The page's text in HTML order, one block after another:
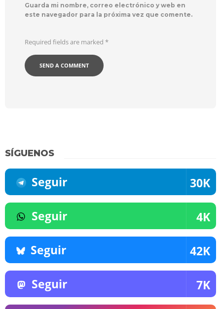
Guarda mi nombre, correo electrónico y web en
este navegador para la próxima vez que comente.
Required fields are marked *
SÍGUENOS
Seguir 30K
Seguir 4K
Seguir 42K
Seguir 7K